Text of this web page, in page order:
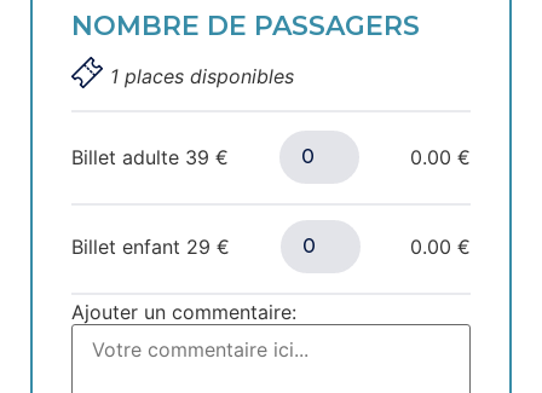
NOMBRE DE PASSAGERS
1 places disponibles
Billet adulte 39 € 0.00 €
Billet enfant 29 € 0.00 €
Ajouter un commentaire: